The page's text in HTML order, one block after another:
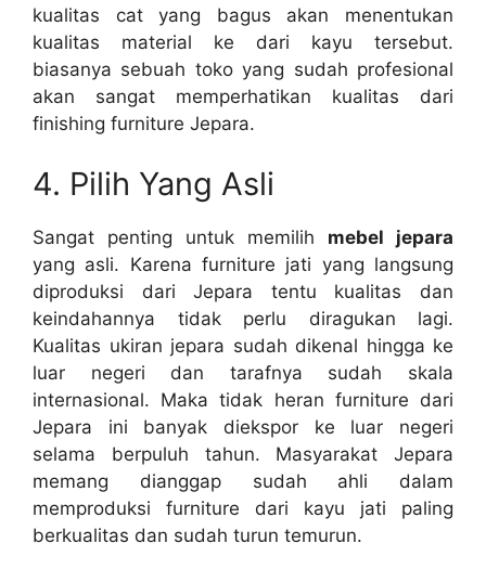
kualitas cat yang bagus akan menentukan
kualitas material ke dari kayu tersebut.
biasanya sebuah toko yang sudah profesional
akan sangat memperhatikan kualitas dari
finishing furniture Jepara.
4. Pilih Yang Asli
Sangat penting untuk memilih mebel jepara
yang asli. Karena furniture jati yang langsung
diproduksi dari Jepara tentu kualitas dan
keindahannya tidak perlu diragukan lagi.
Kualitas ukiran jepara sudah dikenal hingga ke
luar negeri dan tarafnya sudah skala
internasional. Maka tidak heran furniture dari
Jepara ini banyak diekspor ke luar negeri
selama berpuluh tahun. Masyarakat Jepara
memang dianggap sudah ahli dalam
memproduksi furniture dari kayu jati paling
berkualitas dan sudah turun temurun.